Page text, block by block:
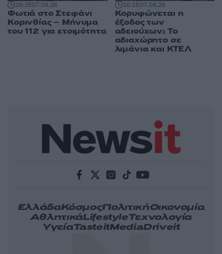
16:3507.08.26
Φωτιά στο Στεφάνι
Κορινθίας – Μήνυμα
του 112 για ετοιμότητα
16:1807.08.26
Κορυφώνεται η
έξοδος των
αδειούχων: Το
αδιαχώρητο σε
λιμάνια και ΚΤΕΛ
ΕλλάδαΚόσμοςΠολιτικήΟικονομία
ΑθλητικάLifestyleΤεχνολογία
ΥγείαTasteitMediaDriveit